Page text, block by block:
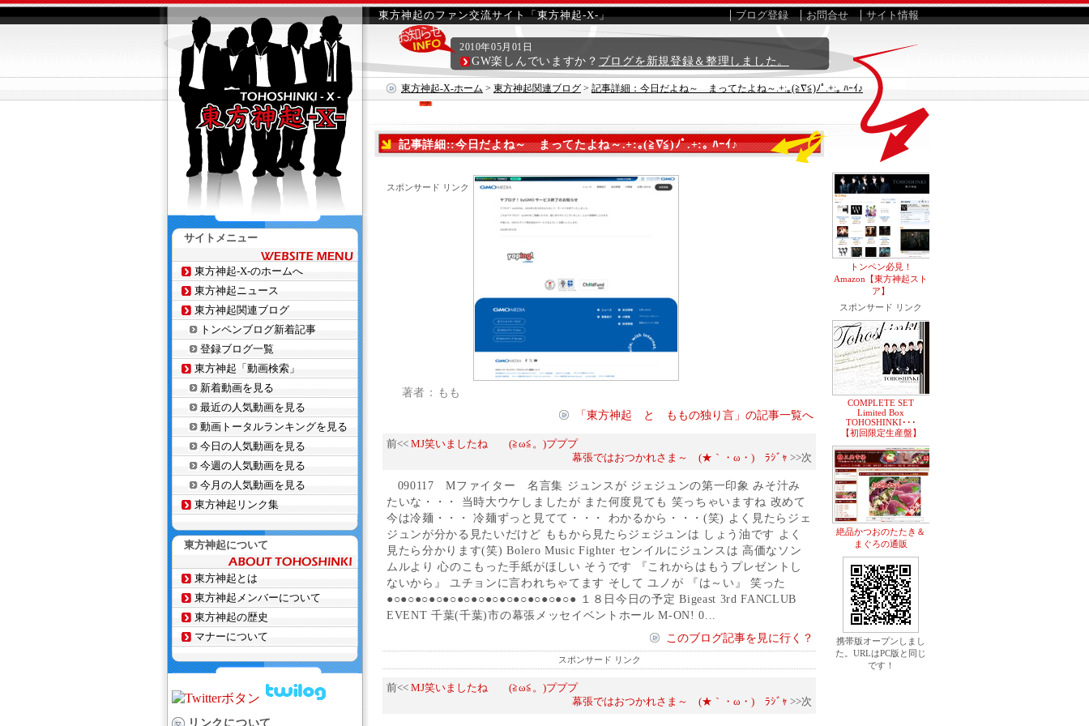
東方神起のファン交流サイト「東方神起-X-」
東方神起-X-ホーム > 東方神起関連ブログ > 記事詳細：今日だよね～ まってたよね～.+:｡(≧∇≦)ﾉﾟ.+:｡ ﾊｰｲ♪
ブログ登録 お問合せ サイト情報
2010年05月01日
GW楽しんでいますか？ ブログを新規登録＆整理しました。
記事詳細::今日だよね～ まってたよね～.+:｡(≧∇≦)ﾉﾟ.+:｡ ﾊｰｲ♪
スポンサード リンク
著者：もも
「東方神起 と ももの独り言」の記事一覧へ
前<< MJ笑いましたね (≧ω≦。)プププ
幕張ではおつかれさま～ (★｀・ω・)ゞﾗｼﾞｬ >>次
090117 Mファイター 名言集 ジュンスが ジェジュンの第一印象 みそ汁み
たいな・・・ 当時大ウケしましたが また何度見ても 笑っちゃいますね 改めて
今は冷麺・・・ 冷麺ずっと見てて・・・ わかるから・・・(笑) よく見たらジェ
ジュンが分かる見たいだけど ももから見たらジェジュンは しょう油です よく
見たら分かります(笑) Bolero Music Fighter センイルにジュンスは 高価なソン
ムルより 心のこもった手紙がほしい そうです 『これからはもうプレゼントし
ないから』 ユチョンに言われちゃてます そして ユノが 『は～い』 笑った
●○●○●○●○●○●○●○●○●○●○●○●○●○● １８日今日の予定 Bigeast 3rd FANCLUB
EVENT 千葉(千葉)市の幕張メッセイベントホール M-ON! 0...
このブログ記事を見に行く？
スポンサード リンク
前<< MJ笑いましたね (≧ω≦。)プププ
幕張ではおつかれさま～ (★｀・ω・)ゞﾗｼﾞｬ >>次
サイトメニュー
東方神起-X-のホームへ
東方神起ニュース
東方神起関連ブログ
トンペンブログ新着記事
登録ブログ一覧
東方神起「動画検索」
新着動画を見る
最近の人気動画を見る
動画トータルランキングを見る
今日の人気動画を見る
今週の人気動画を見る
今月の人気動画を見る
東方神起リンク集
東方神起について
東方神起とは
東方神起メンバーについて
東方神起の歴史
マナーについて
リンクについて
トンペン必見！
Amazon【東方神起スト
ア】
スポンサード リンク
COMPLETE SET
Limited Box
TOHOSHINKI･･･
【初回限定生産盤】
絶品かつおのたたき＆
まぐろの通販
携帯版オープンしまし
た。URLはPC版と同じ
です！